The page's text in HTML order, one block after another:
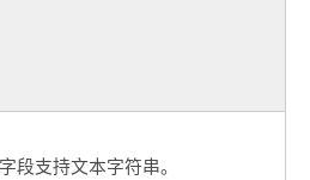
段支持文本字符串。